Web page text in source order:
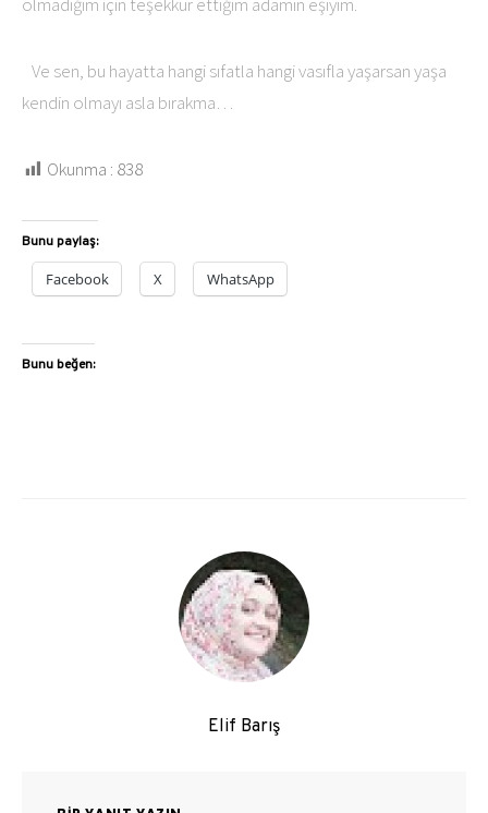
Ve sen, bu hayatta hangi sıfatla hangi vasıfla yaşarsan yaşa
kendin olmayı asla bırakma…
Okunma : 838
Bunu paylaş:
Facebook X WhatsApp
Bunu beğen:
Elif Barış